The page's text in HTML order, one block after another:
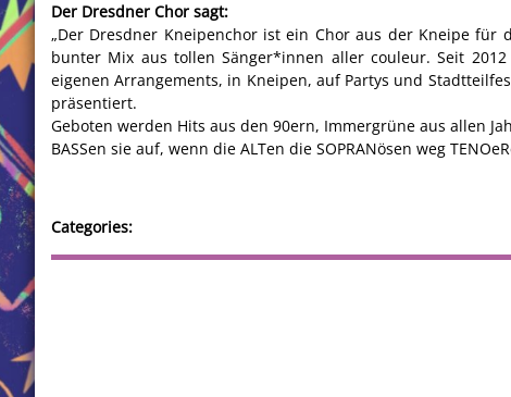
Der Dresdner Chor sagt:
„Der Dresdner Kneipenchor ist ein Chor aus der Kneipe
bunter Mix aus tollen Sänger*innen aller couleur. Seit
eigenen Arrangements, in Kneipen, auf Partys und
präsentiert.
Geboten werden Hits aus den 90ern, Immergrüne aus allen
BASSen sie auf, wenn die ALTen die SOPRANösen weg
Categories: